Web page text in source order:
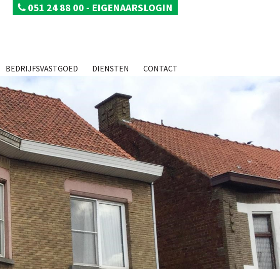
051 24 88 00 - EIGENAARSLOGIN
BEDRIJFSVASTGOED DIENSTEN CONTACT